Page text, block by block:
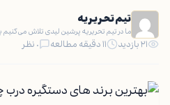
تیم تحریریه
ما در تیم تحریریه پرشین لیدی تلاش
۲۱ بازدید ۱۱ دقیقه مطالعه ۰ نظر